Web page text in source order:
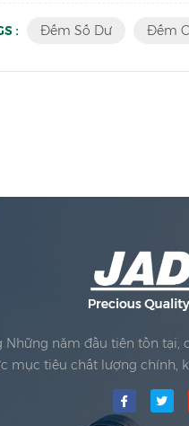
: Đếm Số Dư Đếm
Những năm đầu tiên tồn
mục tiêu chất lượng
Quy mô Công ty TNHHđã
Jadever